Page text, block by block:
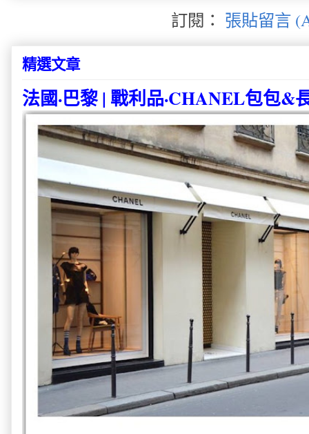
訂閱： 張貼留言
精選文章
法國·巴黎 | 戰利品·CHANEL包包&